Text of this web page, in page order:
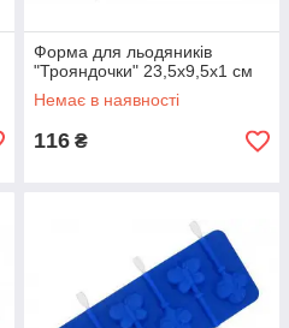
Форма для льодяників
"Трояндочки" 23,5х9,5х1 см
Немає в наявності
116 ₴